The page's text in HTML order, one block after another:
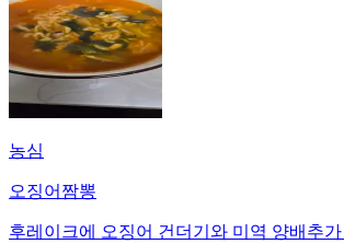
농심
오징어짬뽕
후레이크에 오징어 건더기와 미역 양배추